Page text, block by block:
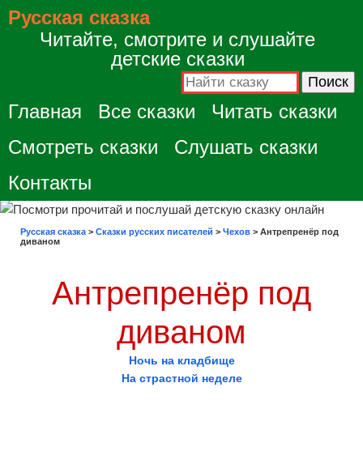
Русская сказка
Читайте, смотрите и слушайте
детские сказки
Главная Все сказки
Читать сказки
Смотреть сказки
Слушать сказки
Контакты
Русская сказка > Сказки русских писателей > Чехов > Антрепренёр под
диваном
Антрепренёр под
диваном
Ночь на кладбище
На страстной неделе